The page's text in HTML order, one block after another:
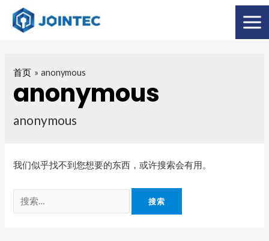
首页 anonymous
anonymous
anonymous
我们似乎找不到您想要的东西，或许搜索会有用。